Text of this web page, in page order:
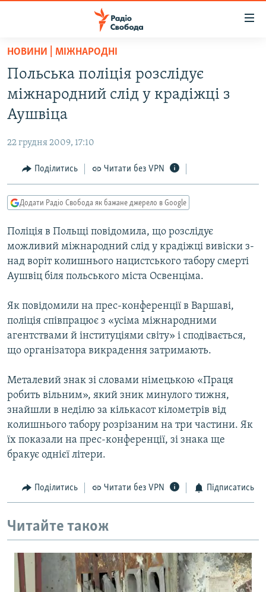
Перейти
основного
матеріалу
Перейти
до
основної
навігації
Перейти
до
пошуку
СТАТТІ
ЕКОНОМІКА
СУСПІЛЬСТВО
УКРАЇНА
РОСІЙСЬКА «ФІЛЬТРАЦІЯ»
ДОНБАС.РЕАЛІЇ
ТИ ЯК?
СХЕМИ
КИТАЙ.ВИКЛИКИ
МУЛЬТИМЕДІА
ФОТО
СПЕЦПРОЄКТИ
ПОДКАСТИ
РУС
УКР
НОВИНИ | МІЖНАРОДНІ
Польська поліція розслідує
міжнародний слід у крадіжці з
Аушвіца
22 грудня 2009, 17:10
Поділитись Читати без VPN
Додати Радіо Свобода як бажане джерело в Google
Поліція в Польщі повідомила, що розслідує
можливий міжнародний слід у крадіжці вивіски з-
над воріт колишнього нацистського табору смерті
Аушвіц біля польського міста Освенціма.
Як повідомили на прес-конференції в Варшаві,
поліція співпрацює з «усіма міжнародними
агентствами й інституціями світу» і сподівається,
що організатора викрадення затримають.
Металевий знак зі словами німецькою «Праця
робить вільним», який зник минулого тижня,
знайшли в неділю за кількасот кілометрів від
колишнього табору розрізаним на три частини. Як
їх показали на прес-конференції, зі знака ще
бракує однієї літери.
Поділитись Читати без VPN Підписатись
Читайте також